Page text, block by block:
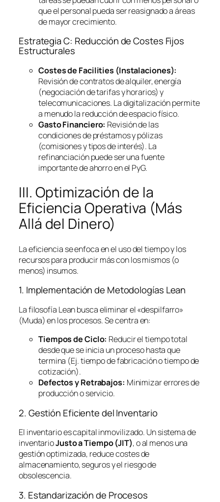
que el personal pueda ser reasignado a áreas
de mayor crecimiento.
Estrategia C: Reducción de Costes Fijos
Estructurales
Costes de Facilities (Instalaciones):
Revisión de contratos de alquiler, energía
(negociación de tarifas y horarios) y
telecomunicaciones. La digitalización permite
a menudo la reducción de espacio físico.
Gasto Financiero: Revisión de las
condiciones de préstamos y pólizas
(comisiones y tipos de interés). La
refinanciación puede ser una fuente
importante de ahorro en el PyG.
III. Optimización de la
Eficiencia Operativa (Más
Allá del Dinero)
La eficiencia se enfoca en el uso del tiempo y los
recursos para producir más con los mismos (o
menos) insumos.
1. Implementación de Metodologías Lean
La filosofía Leanbusca eliminar el «despilfarro»
(Muda) en los procesos. Se centra en:
Tiempos de Ciclo: Reducir el tiempo total
desde que se inicia un proceso hasta que
termina (Ej. tiempo de fabricación o tiempo de
cotización).
Defectos y Retrabajos: Minimizar errores de
producción o servicio.
2. Gestión Eficiente del Inventario
El inventario es capital inmovilizado. Un sistema de
inventarioJusto a Tiempo (JIT), o al menos una
gestión optimizada, reduce costes de
almacenamiento, seguros y el riesgo de
obsolescencia.
3. Estandarización de Procesos